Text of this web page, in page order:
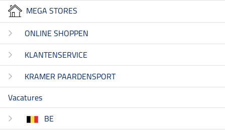
MEGA STORES
ONLINE SHOPPEN
KLANTENSERVICE
KRAMER PAARDENSPORT
Vacatures
BE